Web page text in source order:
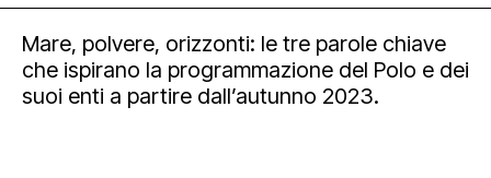
Newsletter
Mare, polvere, orizzonti: le tre parole chiave
che ispirano la programmazione del Polo e dei
suoi enti a partire dall’autunno 2023.